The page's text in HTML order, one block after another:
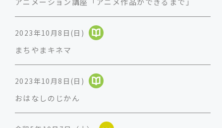
2023年10月8日(日)
まちやまキネマ
2023年10月8日(日)
おはなしのじかん